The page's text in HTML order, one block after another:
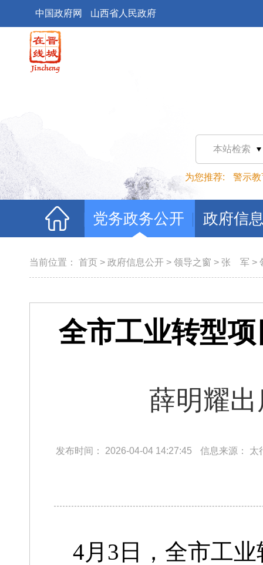
中国政府网 山西省人民政府
本站检索
为您推荐: 警示教
党务政务公开 政府信
当前位置： 首页 > 政府信息公开 > 领导之窗 > 张 军 >
全市工业转型
薛明耀
发布时间： 2026-04-04 14:27:45 信息来源： 太
4月3日，全市工